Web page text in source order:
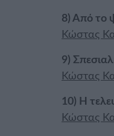
8) Από το
Κώστας
9)
Κώστας
10) Η
Κώστας